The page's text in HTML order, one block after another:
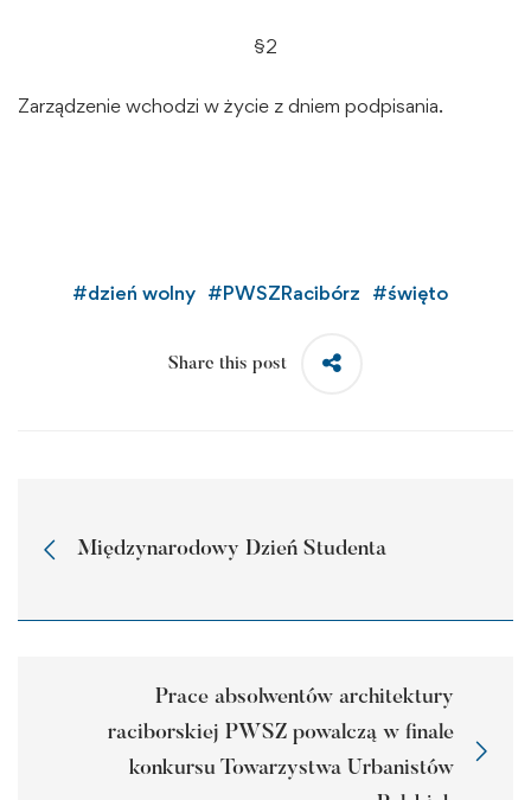
§2
Zarządzenie wchodzi w życie z dniem podpisania.
#dzień wolny #PWSZRacibórz #święto
Share this post
Międzynarodowy Dzień Studenta
Prace absolwentów architektury
raciborskiej PWSZ powalczą w finale
konkursu Towarzystwa Urbanistów